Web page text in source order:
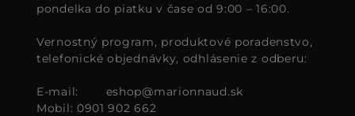
pondelka do piatku v čase od 9:00 – 16:00.
Vernostný program, produktové poradenstvo,
telefonické objednávky, odhlásenie z odberu:
E-mail:
eshop@marionnaud.sk
Mobil: 0901 902 662